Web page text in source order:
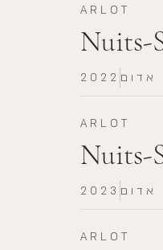
ARLOT
Nuits-
2022 אדום
ARLOT
Nuits-
2023 אדום
ARLOT